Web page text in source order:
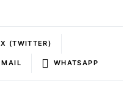
X (TWITTER)
MAIL WHATSAPP